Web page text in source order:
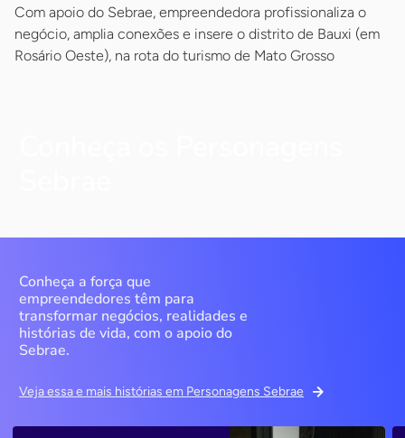
Com apoio do Sebrae, empreendedora profissionaliza o
negócio, amplia conexões e insere o distrito de Bauxi (em
Rosário Oeste), na rota do turismo de Mato Grosso
Conheça a força que
empreendedores têm para
transformar negócios, realidades e
histórias de vida, com o apoio do
Sebrae.
Veja essa e mais histórias em Personagens Sebrae